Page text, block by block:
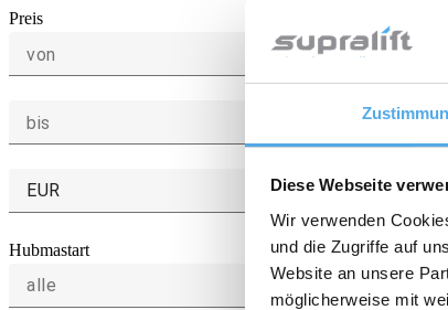
Diese Webseite
Wir verwenden
und die Zugriffe auf
Website an unsere
möglicherweise mit
Preis
von
bis
EUR
Hubmastart
alle